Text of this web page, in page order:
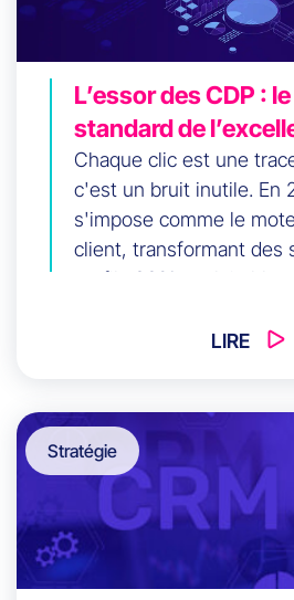
L’essor des CDP :
standard de
Chaque clic est une
c'est un bruit inutile. En
s'impose comme le
client, transformant des
profils 360° exploitables
découvrez pourquoi
LIRE
Stratégie